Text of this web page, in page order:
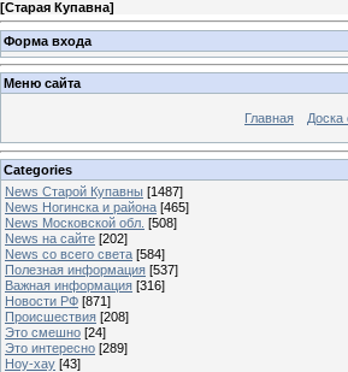
[Старая Купавна]
Форма входа
Меню сайта
Главная Доска
Categories
News Старой Купавны [1487]
News Ногинска и района [465]
News Московской обл. [508]
News на сайте [202]
News со всего света [584]
Полезная информация [537]
Важная информация [316]
Новости РФ [871]
Происшествия [208]
Это смешно [24]
Это интересно [289]
Ноу-хау [43]